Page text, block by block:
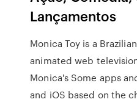
Lançamentos
Monica Toy is a
animated web
Monica's Some apps
and iOS based on the